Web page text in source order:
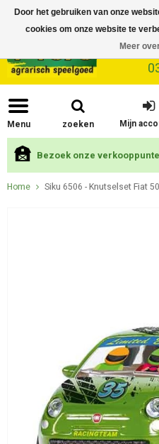
Menu zoeken Mijn
Bezoek onze
Home Siku 6506 - Knutselset Fiat
Door het gebruiken van onze
cookies om onze website te
Meer